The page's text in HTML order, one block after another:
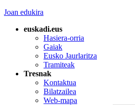
Joan edukira
euskadi.eus
Hasiera-orria
Gaiak
Eusko Jaurlaritza
Tramiteak
Tresnak
Kontaktua
Bilatzailea
Web-mapa